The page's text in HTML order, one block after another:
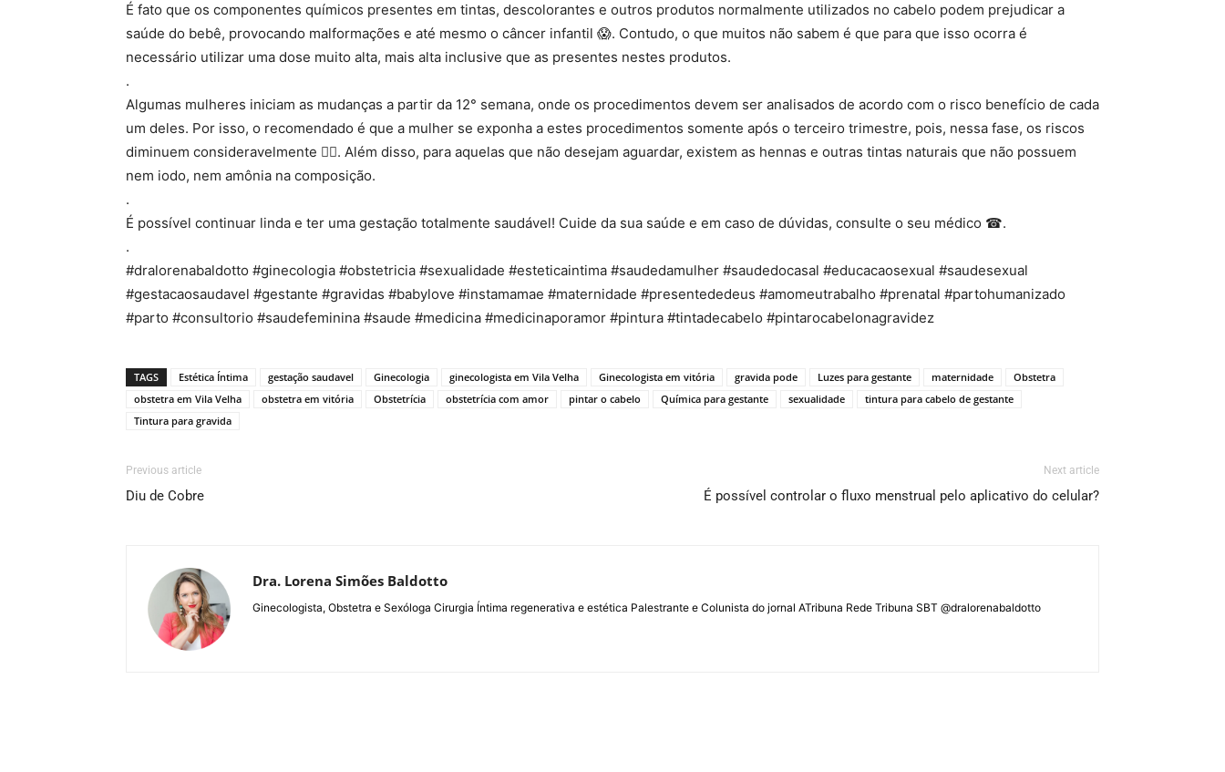
É fato que os componentes químicos presentes em tintas, descolorantes e outros produtos normalmente utilizados no cabelo podem prejudicar a
saúde do bebê, provocando malformações e até mesmo o câncer infantil 😱. Contudo, o que muitos não sabem é que para que isso ocorra é
necessário utilizar uma dose muito alta, mais alta inclusive que as presentes nestes produtos.
.
Algumas mulheres iniciam as mudanças a partir da 12° semana, onde os procedimentos devem ser analisados de acordo com o risco benefício de cada
um deles. Por isso, o recomendado é que a mulher se exponha a estes procedimentos somente após o terceiro trimestre, pois, nessa fase, os riscos
diminuem consideravelmente ☝🏼. Além disso, para aquelas que não desejam aguardar, existem as hennas e outras tintas naturais que não possuem
nem iodo, nem amônia na composição.
.
É possível continuar linda e ter uma gestação totalmente saudável! Cuide da sua saúde e em caso de dúvidas, consulte o seu médico ☎.
.
#dralorenabaldotto #ginecologia #obstetricia #sexualidade #esteticaintima #saudedamulher #saudedocasal #educacaosexual #saudesexual
#gestacaosaudavel #gestante #gravidas #babylove #instamamae #maternidade #presentededeus #amomeutrabalho #prenatal #partohumanizado
#parto #consultorio #saudefeminina #saude #medicina #medicinaporamor #pintura #tintadecabelo #pintarocabelonagravidez
TAGS Estética Íntima gestação saudavel Ginecologia ginecologista em Vila Velha Ginecologista em vitória gravida pode Luzes para gestante maternidade
Obstetra
obstetra em Vila Velha
obstetra em vitória Obstetrícia obstetrícia com amor pintar o cabelo Química para gestante sexualidade
tintura para cabelo de gestante
Tintura para gravida
Previous article
Diu de Cobre
Next article
É possível controlar o fluxo menstrual pelo aplicativo do celular?
Dra. Lorena Simões Baldotto
Ginecologista, Obstetra e Sexóloga Cirurgia Íntima regenerativa e estética Palestrante e Colunista do jornal ATribuna Rede Tribuna SBT @dralorenabaldotto